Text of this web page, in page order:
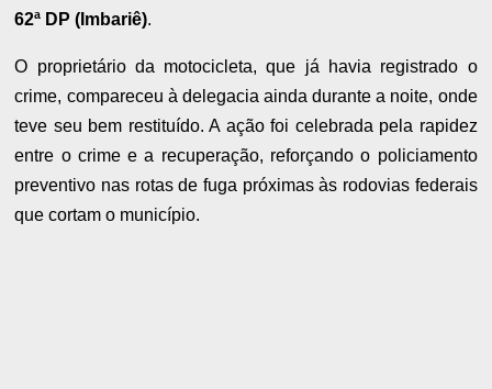
62ª DP (Imbariê).
O proprietário da motocicleta, que já havia registrado o
crime, compareceu à delegacia ainda durante a noite, onde
teve seu bem restituído. A ação foi celebrada pela rapidez
entre o crime e a recuperação, reforçando o policiamento
preventivo nas rotas de fuga próximas às rodovias federais
que cortam o município.